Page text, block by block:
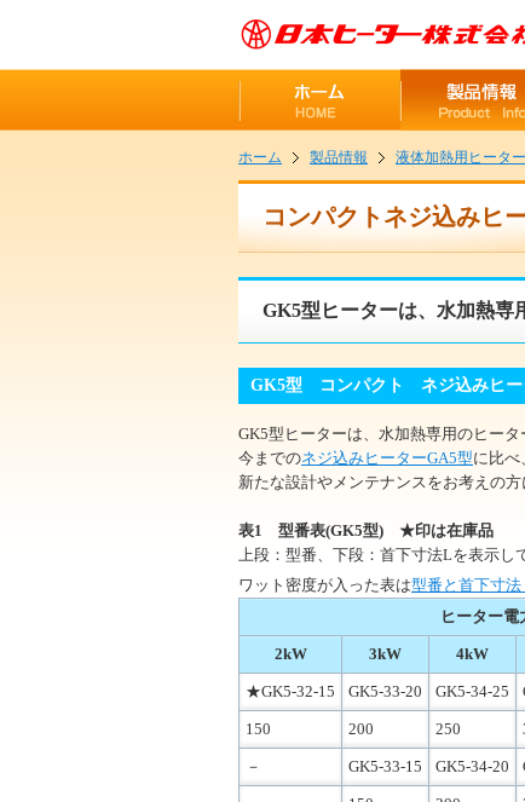
ホーム 製品情報 液体加熱用ヒーター
コンパクトネジ込み
GK5型ヒーターは、水加熱専
GK5型 コンパクト ネジ込みヒー
GK5型ヒーターは、水加熱専用のヒータ
今までのネジ込みヒーターGA5型に比べ
新たな設計やメンテナンスをお考えの方
表1 型番表(GK5型) ★印は在庫品
上段：型番、下段：首下寸法Lを表示し
ワット密度が入った表は型番と首下寸
ヒーター
2kW 3kW 4kW
★GK5-32-15 GK5-33-20 GK5-34-25
150 200 250
－ GK5-33-15 GK5-34-20